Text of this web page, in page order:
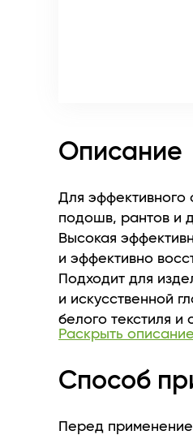
Описание
Для эффективного
подошв, рантов и
Высокая
и эффективно
Подходит для
и искусственной
белого текстиля и
также для очистки
Раскрыть описание
Способ
Перед